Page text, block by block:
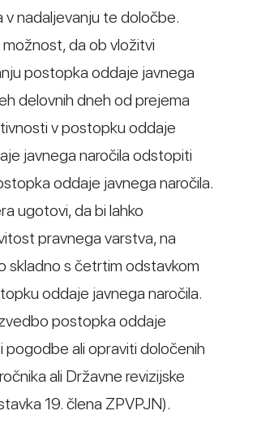
v nadaljevanju te določbe.
da ob vložitvi
postopka oddaje javnega
delovnih dneh od prejema
v postopku oddaje
javnega naročila odstopiti
oddaje javnega naročila.
ugotovi, da bi lahko
pravnega varstva, na
skladno s četrtim odstavkom
oddaje javnega naročila.
postopka oddaje
pogodbe ali opraviti določenih
ali Državne revizijske
19. člena ZPVPJN).